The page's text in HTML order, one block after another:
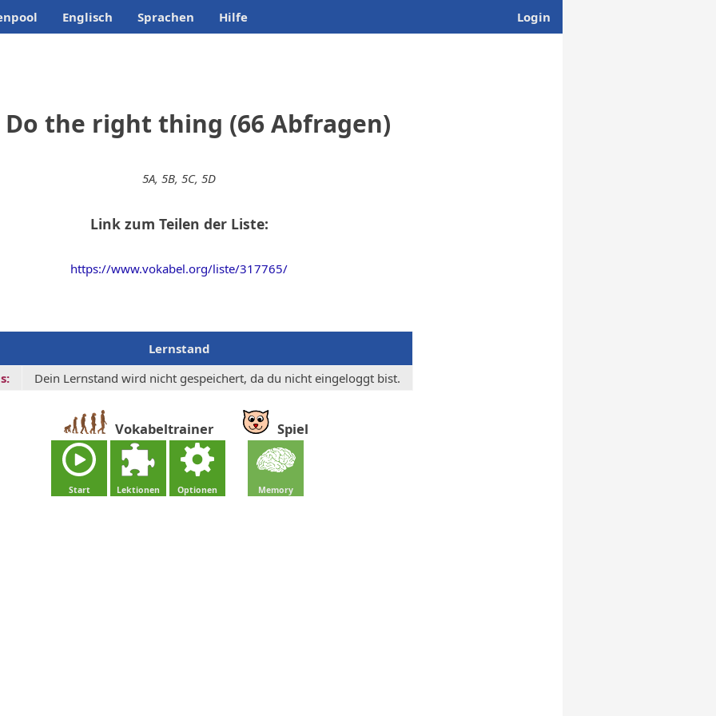
Englisch Sprachen Hilfe Login
Do the right thing (66 Abfragen)
5A, 5B, 5C, 5D
Link zum Teilen der Liste:
https://www.vokabel.org/liste/317765/
Lernstand
Dein Lernstand wird nicht gespeichert, da du nicht eingeloggt bist.
Vokabeltrainer
Start Lektionen Optionen
Spiel
Memory